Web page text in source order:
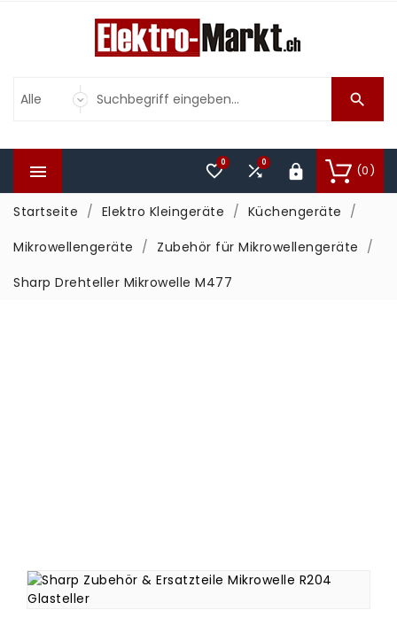

 (0)

0
0
Startseite Elektro Kleingeräte
Küchengeräte
Mikrowellengeräte
Zubehör für Mikrowellengeräte
Sharp Drehteller Mikrowelle M477